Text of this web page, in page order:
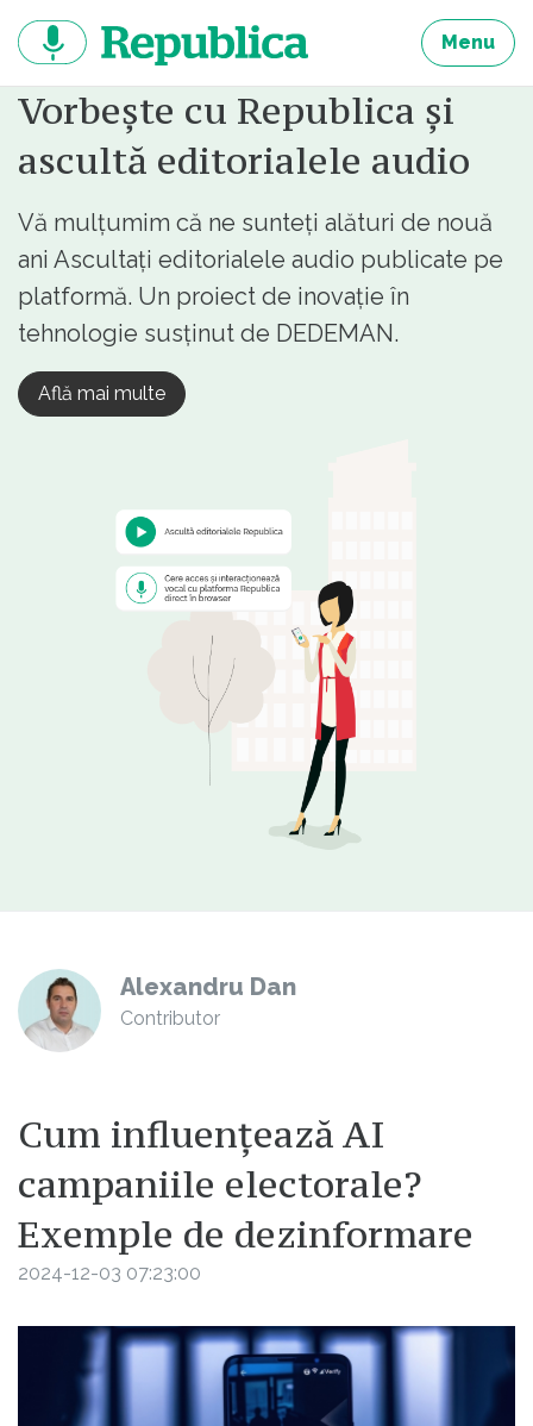
continut
Menu
Vorbește cu Republica și
ascultă editorialele audio
Vă mulțumim că ne sunteți alături de nouă
ani Ascultați editorialele audio publicate pe
platformă. Un proiect de inovație în
tehnologie susținut de DEDEMAN.
Află mai multe
Alexandru Dan
Contributor
Cum influențează AI
campaniile electorale?
Exemple de dezinformare
2024-12-03 07:23:00